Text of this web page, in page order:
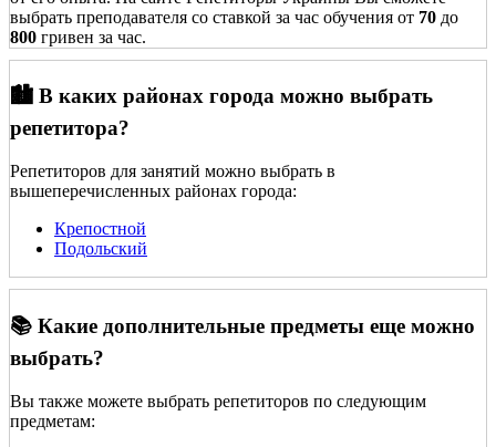
выбрать преподавателя со ставкой за час обучения от 70 до
800 гривен за час.
🏙️ В каких районах города можно выбрать
репетитора?
Репетиторов для занятий можно выбрать в
вышеперечисленных районах города:
Крепостной
Подольский
📚 Какие дополнительные предметы еще можно
выбрать?
Вы также можете выбрать репетиторов по следующим
предметам: